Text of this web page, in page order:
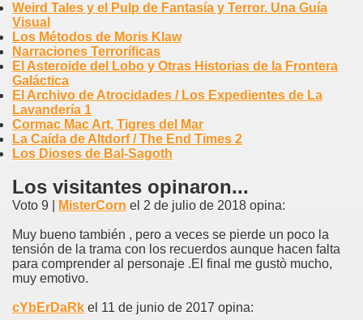
Weird Tales y el Pulp de Fantasía y Terror. Una Guía
Visual
Los Métodos de Moris Klaw
Narraciones Terroríficas
El Asteroide del Lobo y Otras Historias de la Frontera
Galáctica
El Archivo de Atrocidades / Los Expedientes de La
Lavandería 1
Cormac Mac Art, Tigres del Mar
La Caída de Altdorf / The End Times 2
Los Dioses de Bal-Sagoth
Los visitantes opinaron...
Voto 9 | MisterCorn el 2 de julio de 2018 opina:
Muy bueno también , pero a veces se pierde un poco la
tensión de la trama con los recuerdos aunque hacen falta
para comprender al personaje .El final me gustò mucho,
muy emotivo.
cYbErDaRk el 11 de junio de 2017 opina: